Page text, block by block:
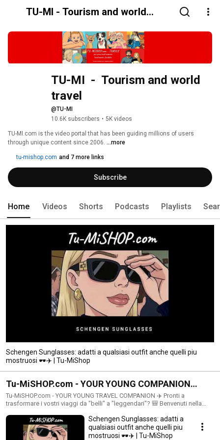
TU-MI - Tourism and world
TU-MI  -  Tourism and world
travel
@TU-MI
10.6K subscribers • 5K videos
TU-MI.com is the video portal that has been guiding millions of users
through unique content since 2006. ...more
tu-mishop.com and 7 more links
Subscribe
Home Videos Shorts Podcasts Playlists
Schengen Sunglasses: adatti a qualsiasi outfit anche quelli piu
mostruosi 🕶️✈️ | Tu-MiShop
Tu-MiSHOP.com - YOUR YOUNG COMPANION
during TRAVEL and at HOME
Tu-MiSHOP.com - YOUR YOUNG TRAVEL COMPANION ✈️ Pronti a
trasformare i vostri viaggi da "belli" a "leggendari"? 🎒 Benvenuti nella
Questo è l'hub definitivo dove raccogliamo i video di tutti i prodotti
innovativi e indispensabili del nostro e-commerce, progettati
appositamente per migliorare l'esperienza di viaggio di ogni esploratore
Schengen Sunglasses: adatti a
qualsiasi outfit anche quelli piu
mostruosi 🕶️✈️ | Tu-MiShop